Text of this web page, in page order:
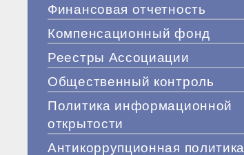
Финансовая отчетность
Компенсационный фонд
Реестры Ассоциации
Общественный контроль
Политика информационной
открытости
Антикоррупционная политика